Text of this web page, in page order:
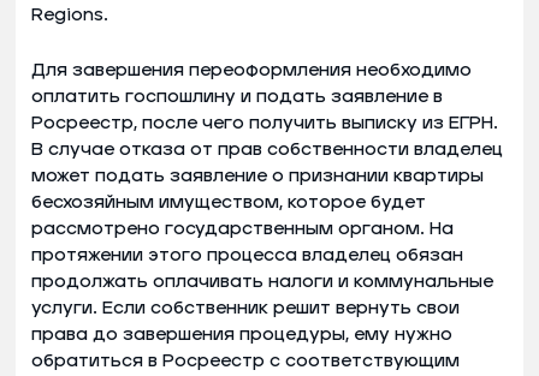
Regions.
Для завершения переоформления необходимо
оплатить госпошлину и подать заявление в
Росреестр, после чего получить выписку из ЕГРН.
В случае отказа от прав собственности владелец
может подать заявление о признании квартиры
бесхозяйным имуществом, которое будет
рассмотрено государственным органом. На
протяжении этого процесса владелец обязан
продолжать оплачивать налоги и коммунальные
услуги. Если собственник решит вернуть свои
права до завершения процедуры, ему нужно
обратиться в Росреестр с соответствующим